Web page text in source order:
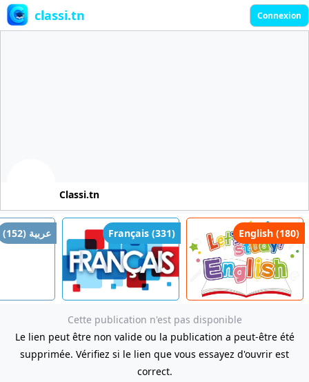
classi.tn Connexion
Classi.tn
عربية (152) Français (331) English (180)
Cette publication n'est pas disponible
Le lien peut être non valide ou la publication a peut-être été
supprimée. Vérifiez si le lien que vous essayez d'ouvrir est
correct.